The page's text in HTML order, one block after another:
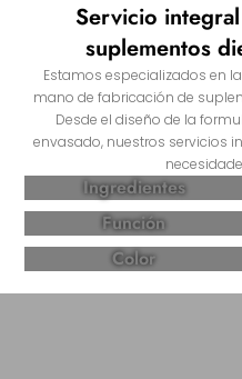
Servicio
suplementos
Estamos especializados en
mano de fabricación de
Desde el diseño de la
envasado, nuestros servicios
Ingredientes
Función
Color